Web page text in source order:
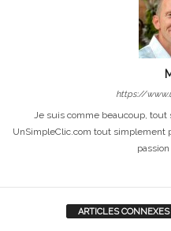
https://
Je suis comme beaucoup, tout
UnSimpleClic.com tout simplement
ARTICLES CONNEXES